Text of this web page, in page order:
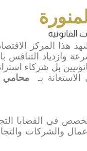
هذا المركز
وازدياد التنافس
بل شركاء
بـ
محامي
في القضايا
والشركات